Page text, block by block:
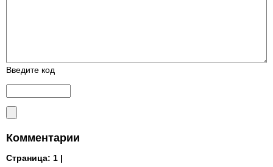
Введите код
Комментарии
Страница: 1 |